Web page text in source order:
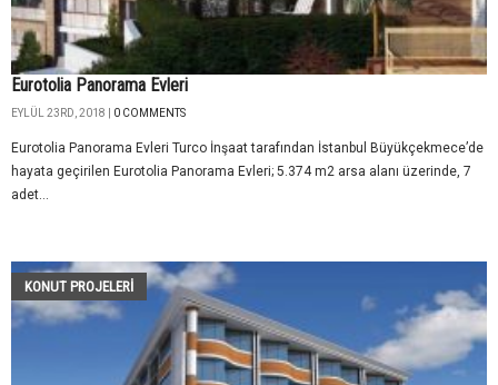
Eurotolia Panorama Evleri
EYLÜL 23RD, 2018 | 0 COMMENTS
Eurotolia Panorama Evleri Turco İnşaat tarafından İstanbul Büyükçekmece’de
hayata geçirilen Eurotolia Panorama Evleri; 5.374 m2 arsa alanı üzerinde, 7
adet...
KONUT PROJELERI